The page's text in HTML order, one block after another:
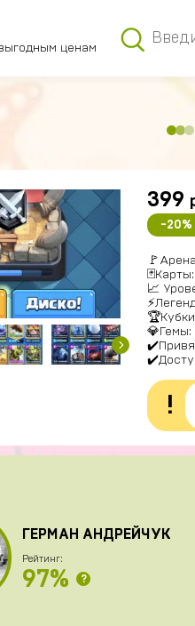
ценам
399
-20%
📈
💎Гемы:
!
ГЕРМАН АНДРЕЙЧУК
Рейтинг:
97% ?